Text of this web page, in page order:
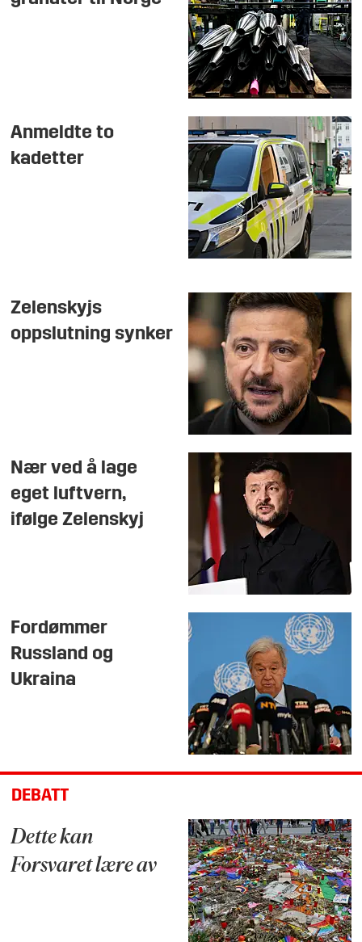
Anmeldte to
kadetter
Zelenskyjs
oppslutning synker
Nær ved å lage
eget luftvern,
ifølge Zelenskyj
Fordømmer
Russland og
Ukraina
DEBATT
Dette kan
Forsvaret lære av